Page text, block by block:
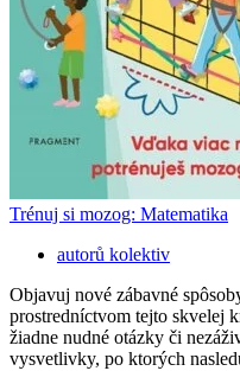
Trénuj si mozog: Matematika
autorů kolektiv
Objavuj nové zábavné
prostredníctvom tejto skvelej
žiadne nudné otázky či
vysvetlivky, po ktorých